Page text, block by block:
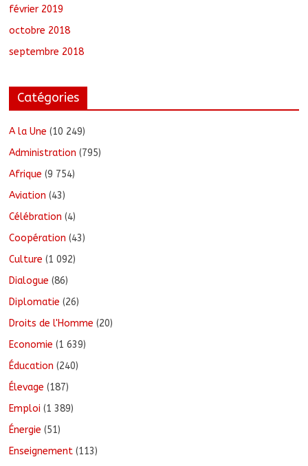
février 2019
octobre 2018
septembre 2018
Catégories
A la Une (10 249)
Administration (795)
Afrique (9 754)
Aviation (43)
Célébration (4)
Coopération (43)
Culture (1 092)
Dialogue (86)
Diplomatie (26)
Droits de l'Homme (20)
Economie (1 639)
Éducation (240)
Élevage (187)
Emploi (1 389)
Énergie (51)
Enseignement (113)